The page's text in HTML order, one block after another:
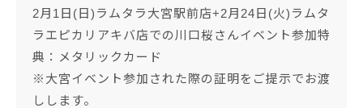
2月1日(日)ラムタラ大宮駅前店+2月24日(火)ラムタ
ラエピカリアキバ店での川口桜さんイベント参加特
典：メタリックカード
※大宮イベント参加された際の証明をご提示でお渡
しします。